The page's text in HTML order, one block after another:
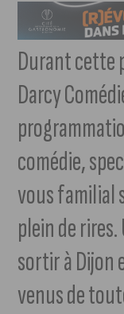
Durant cette
Darcy
comédie,
vous familial
plein de
sortir à Dijon
venus de